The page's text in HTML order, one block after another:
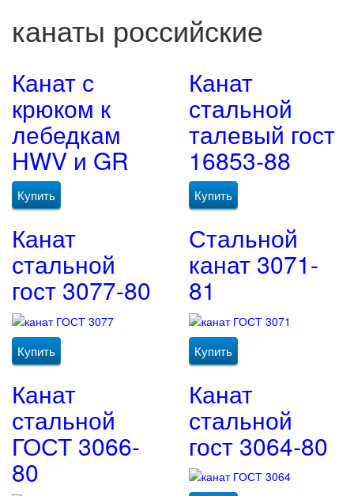
канаты российские
Канат с
крюком к
лебедкам
HWV и GR
Купить
Канат
стальной
талевый гост
16853-88
Купить
Канат
стальной
гост 3077-80
Купить
Стальной
канат 3071-
81
Купить
Канат
стальной
ГОСТ 3066-
80
Канат
стальной
гост 3064-80